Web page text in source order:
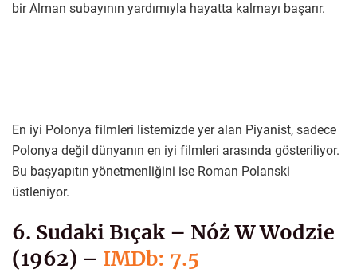
bir Alman subayının yardımıyla hayatta kalmayı başarır.
En iyi Polonya filmleri listemizde yer alan Piyanist, sadece
Polonya değil dünyanın en iyi filmleri arasında gösteriliyor.
Bu başyapıtın yönetmenliğini ise Roman Polanski
üstleniyor.
6. Sudaki Bıçak – Nóż W Wodzie
(1962) – IMDb: 7.5